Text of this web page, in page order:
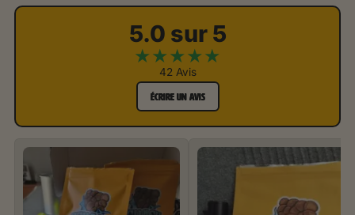
5.0 sur 5
★★★★★
42 Avis
ÉCRIRE UN AVIS